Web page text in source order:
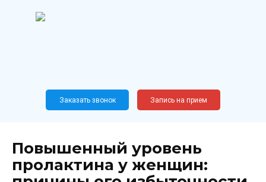
Новослободская, 62, к12
Заказать звонок Запись на прием
Повышенный уровень
пролактина у женщин: